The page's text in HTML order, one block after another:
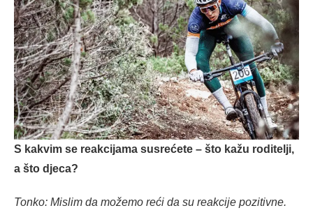
S kakvim se reakcijama susrećete – što kažu roditelji,
a što djeca?
Tonko: Mislim da možemo reći da su reakcije pozitivne.